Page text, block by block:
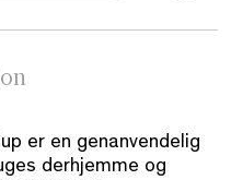
er en genanvendelig
derhjemme og